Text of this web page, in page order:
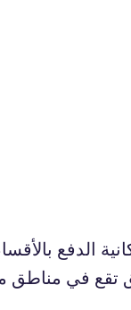
الدفع
في مناطق